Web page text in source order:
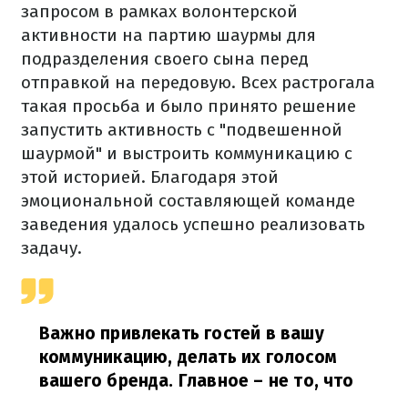
запросом в рамках волонтерской
активности на партию шаурмы для
подразделения своего сына перед
отправкой на передовую. Всех растрогала
такая просьба и было принято решение
запустить активность с "подвешенной
шаурмой" и выстроить коммуникацию с
этой историей. Благодаря этой
эмоциональной составляющей команде
заведения удалось успешно реализовать
задачу.
Важно привлекать гостей в вашу
коммуникацию, делать их голосом
вашего бренда. Главное – не то, что